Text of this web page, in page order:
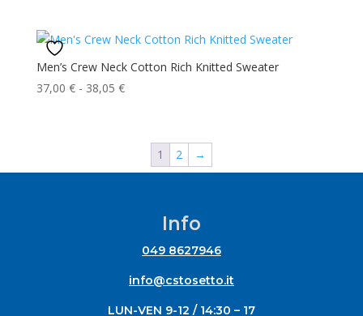
da
46,83 €
Men’s Crew Neck Cotton Rich Knitted Sweater
37,00 € - 38,05 €Fascia
37,00 €1 2 →
Info
049 8627946
info@cstosetto.it
LUN-VEN 9-12 / 14:30 – 17